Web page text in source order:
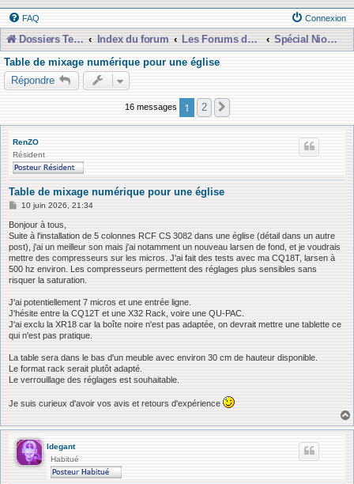
FAQ Connexion
Dossiers Techniques Index du forum Les Forums de Discussions
Spécial Nioubie Débutant
Table de mixage numérique pour une église
Répondre
16 messages 1 2
RenZO
Résident
Table de mixage numérique pour une église
M
s
s
g
e
10 juin 2026, 21:34
Bonjour à tous,
Suite à l'installation de 5 colonnes RCF CS 3082 dans une église (détail dans un autre
post), j'ai un meilleur son mais j'ai notamment un nouveau larsen de fond, et je voudrais
mettre des compresseurs sur les micros. J'ai fait des tests avec ma CQ18T, larsen à
500 hz environ. Les compresseurs permettent des réglages plus sensibles sans
risquer la saturation.
J'ai potentiellement 7 micros et une entrée ligne.
J'hésite entre la CQ12T et une X32 Rack, voire une QU-PAC.
J'ai exclu la XR18 car la boîte noire n'est pas adaptée, on devrait mettre une tablette ce
qui n'est pas pratique.
La table sera dans le bas d'un meuble avec environ 30 cm de hauteur disponible.
Le format rack serait plutôt adapté.
Le verrouillage des réglages est souhaitable.
Je suis curieux d'avoir vos avis et retours d'expérience
ldegant
Habitué